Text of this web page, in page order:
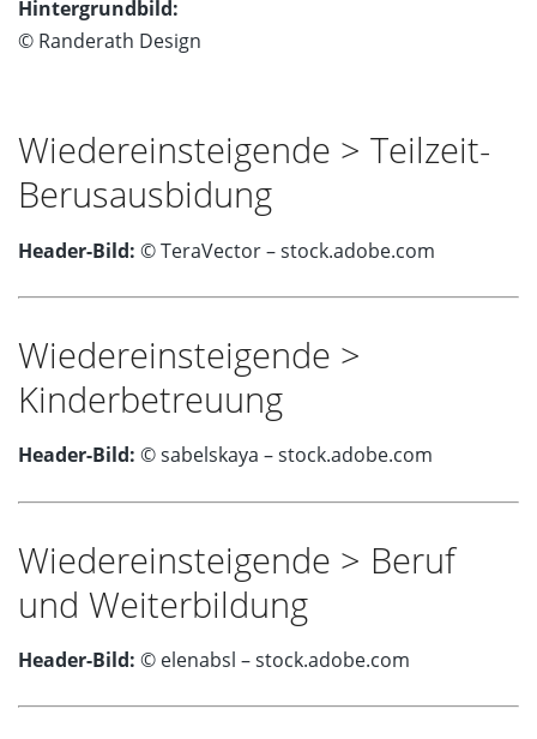
Hintergrundbild:
© Randerath Design
Wiedereinsteigende > Teilzeit-
Berusausbidung
Header-Bild: © TeraVector – stock.adobe.com
Wiedereinsteigende >
Kinderbetreuung
Header-Bild: © sabelskaya – stock.adobe.com
Wiedereinsteigende > Beruf
und Weiterbildung
Header-Bild: © elenabsl – stock.adobe.com